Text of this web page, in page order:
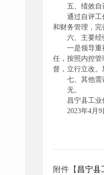
五、绩效
通过自评工
和财务管理，
六、主要经
一是领导重
任，按照内控
督，立行立改
七、其他需
无。
昌宁县工业
2023年4月9
附件【 昌宁县